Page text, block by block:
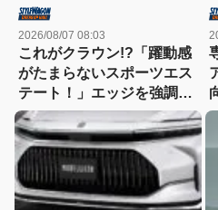
2026/08/07 08:03
これがクラウン!?「躍動感
がたまらないスポーツエス
テート！」エッジを強調し
たエアロに22インチホイー
ルで武装